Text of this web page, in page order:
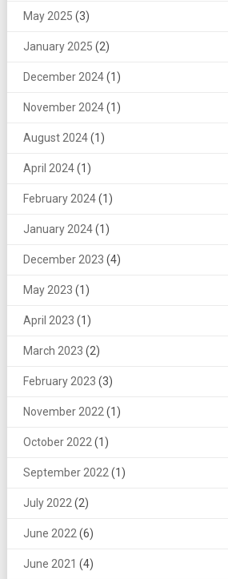
May 2025 (3)
January 2025 (2)
December 2024(1)
November 2024(1)
August 2024(1)
April 2024(1)
February 2024(1)
January 2024(1)
December 2023 (4)
May 2023 (1)
April 2023 (1)
March 2023 (2)
February 2023 (3)
November 2022(1)
October 2022(1)
September 2022(1)
July 2022(2)
June 2022(6)
June 2021 (4)